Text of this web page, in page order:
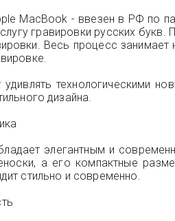
MacBook - ввезен в РФ по
гравировки русских букв.
Весь процесс
технологическими
дизайна.
элегантным и
а его компактные
стильно и современно.